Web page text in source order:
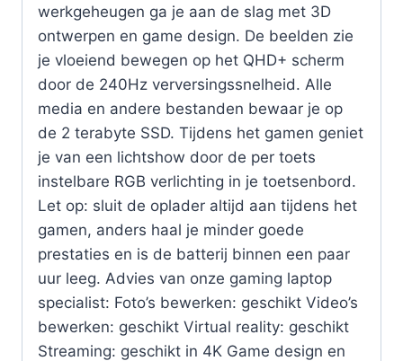
werkgeheugen ga je aan de slag met 3D
ontwerpen en game design. De beelden zie
je vloeiend bewegen op het QHD+ scherm
door de 240Hz verversingssnelheid. Alle
media en andere bestanden bewaar je op
de 2 terabyte SSD. Tijdens het gamen geniet
je van een lichtshow door de per toets
instelbare RGB verlichting in je toetsenbord.
Let op: sluit de oplader altijd aan tijdens het
gamen, anders haal je minder goede
prestaties en is de batterij binnen een paar
uur leeg. Advies van onze gaming laptop
specialist: Foto’s bewerken: geschikt Video’s
bewerken: geschikt Virtual reality: geschikt
Streaming: geschikt in 4K Game design en